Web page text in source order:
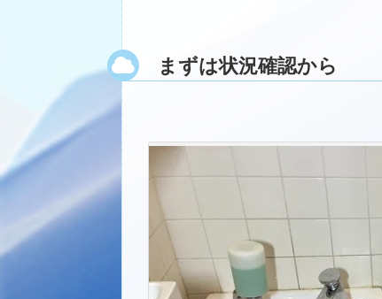
まずは状況確認から